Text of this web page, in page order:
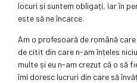
locuri și suntem obligați, iar în
este să ne încarce.
Am o profesoară de română
de citit din care n-am înțeles
multe și eu n-am crezut că o să
îmi doresc lucruri din care să